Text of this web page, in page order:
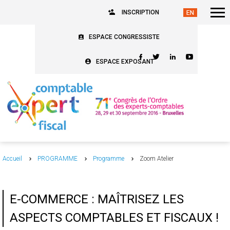
INSCRIPTION
ESPACE CONGRESSISTE
ESPACE EXPOSANT
Accueil PROGRAMME Programme Zoom Atelier
E-COMMERCE : MAÎTRISEZ LES
ASPECTS COMPTABLES ET FISCAUX !